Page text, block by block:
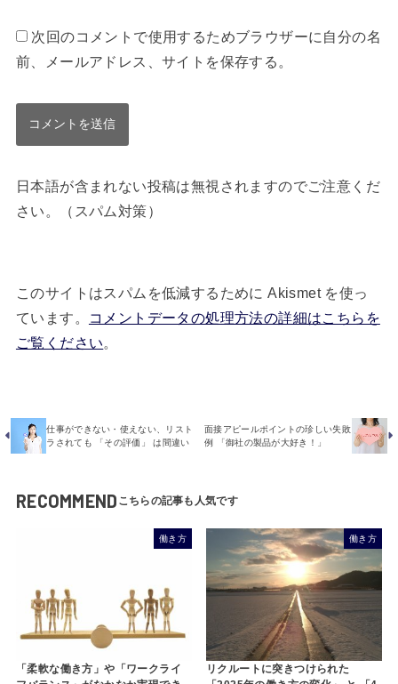
次回のコメントで使用するためブラウザーに自分の名
前、メールアドレス、サイトを保存する。
日本語が含まれない投稿は無視されますのでご注意くだ
さい。（スパム対策）
このサイトはスパムを低減するために Akismet を使っ
ています。
コメントデータの処理方法の詳細はこちらを
ご覧ください。
仕事ができない・使えない、リスト
ラされても 「その評価」 は間違い
面接アピールポイントの珍しい失敗
例 「御社の製品が大好き！」
RECOMMEND
働き方
「柔軟な働き方」や「ワークライ
働き方
リクルートに突きつけられた